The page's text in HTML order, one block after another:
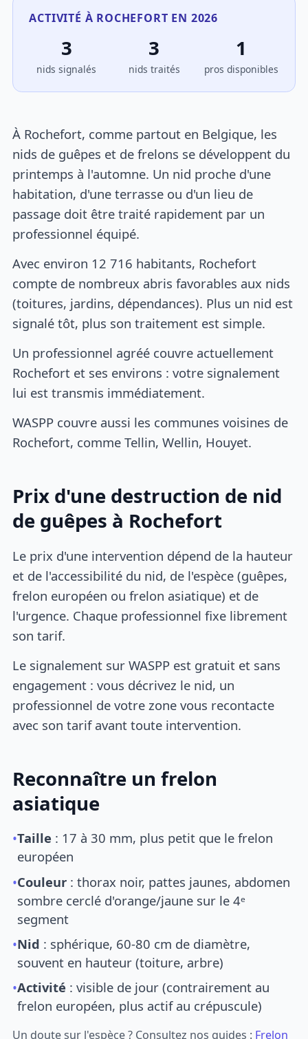
ACTIVITÉ À ROCHEFORT EN 2026
3
nids signalés
3
nids traités
1
pros disponibles
À Rochefort, comme partout en Belgique, les
nids de guêpes et de frelons se développent du
printemps à l'automne. Un nid proche d'une
habitation, d'une terrasse ou d'un lieu de
passage doit être traité rapidement par un
professionnel équipé.
Avec environ 12 716 habitants, Rochefort
compte de nombreux abris favorables aux nids
(toitures, jardins, dépendances). Plus un nid est
signalé tôt, plus son traitement est simple.
Un professionnel agréé couvre actuellement
Rochefort et ses environs : votre signalement
lui est transmis immédiatement.
WASPP couvre aussi les communes voisines de
Rochefort, comme Tellin, Wellin, Houyet.
Prix d'une destruction de nid
de guêpes à Rochefort
Le prix d'une intervention dépend de la hauteur
et de l'accessibilité du nid, de l'espèce (guêpes,
frelon européen ou frelon asiatique) et de
l'urgence. Chaque professionnel fixe librement
son tarif.
Le signalement sur WASPP est gratuit et sans
engagement : vous décrivez le nid, un
professionnel de votre zone vous recontacte
avec son tarif avant toute intervention.
Reconnaître un frelon
asiatique
•Taille : 17 à 30 mm, plus petit que le frelon
européen
•Couleur : thorax noir, pattes jaunes, abdomen
sombre cerclé d'orange/jaune sur le 4ᵉ
segment
•Nid : sphérique, 60-80 cm de diamètre,
souvent en hauteur (toiture, arbre)
•Activité : visible de jour (contrairement au
frelon européen, plus actif au crépuscule)
Un doute sur l'espèce ? Consultez nos guides : Frelon